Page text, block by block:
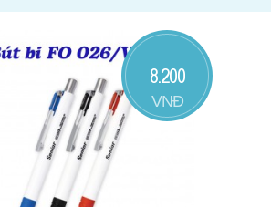
8.200
VNĐ